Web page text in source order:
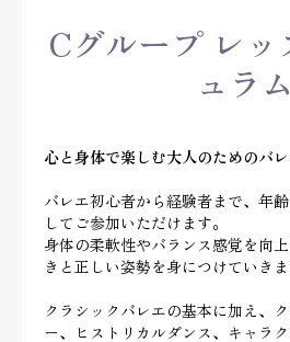
Cグループ レッ
ュラム
心と身体で楽しむ大人のためのバ
バレエ初心者から経験者まで、年
してご参加いただけます。
身体の柔軟性やバランス感覚を向
きと正しい姿勢を身につけていきま
クラシックバレエの基本に加え、
ー、ヒストリカルダンス、キャラ